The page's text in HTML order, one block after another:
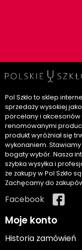
Pol Szkło to sklep
sprzedaży wysokiej
porcelany i akcesoriów
renomowanymi
produkt wyróżniał się
wykonaniem.
bogaty wybór. Nasza
szybka wysyłka i
że zakupy w Pol Szkło
Zachęcamy do
Facebook
Moje konto
Historia zamówień